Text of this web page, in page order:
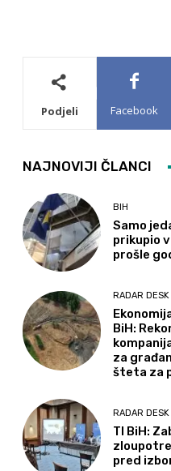
Podjeli Facebook
NAJNOVIJI ČLANCI
BIH
Samo
prikupio
prošle
RADAR DESK
BiH:
za
šteta za
RADAR DESK
TI BiH:
pred